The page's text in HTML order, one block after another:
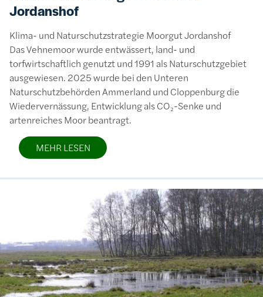
Jordanshof
Klima- und Naturschutzstrategie Moorgut Jordanshof
Das Vehnemoor wurde entwässert, land- und
torfwirtschaftlich genutzt und 1991 als Naturschutzgebiet
ausgewiesen. 2025 wurde bei den Unteren
Naturschutzbehörden Ammerland und Cloppenburg die
Wiedervernässung, Entwicklung als CO₂-Senke und
artenreiches Moor beantragt.
MEHR LESEN